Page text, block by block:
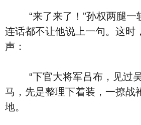
“来了来了！”孙权两腿一
连话都不让他说上一句。这时
声：
“下官大将军吕布，见过吴
马，先是整理下着装，一撩战
地。